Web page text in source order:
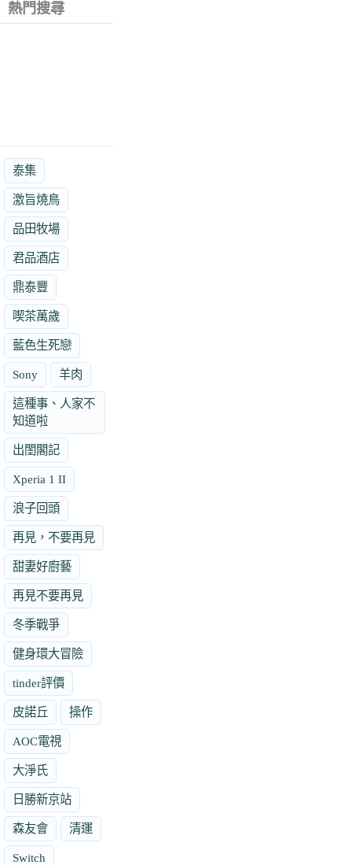
熱門搜尋
泰集
激旨燒鳥
品田牧場
君品酒店
鼎泰豐
喫茶萬歲
藍色生死戀
Sony 羊肉
這種事、人家不
知道啦
出閨閣記
Xperia 1 II
浪子回頭
再見，不要再見
甜妻好廚藝
再見不要再見
冬季戰爭
健身環大冒險
tinder評價
皮諾丘 操作
AOC電視
大淨氏
日勝新京站
森友會 清運
Switch